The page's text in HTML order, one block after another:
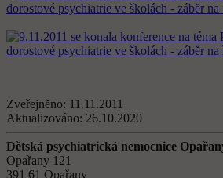
Zveřejněno: 11.11.2011
Aktualizováno: 26.10.2020
Dětská psychiatrická nemocnice
Opařany 121
391 61 Opařany